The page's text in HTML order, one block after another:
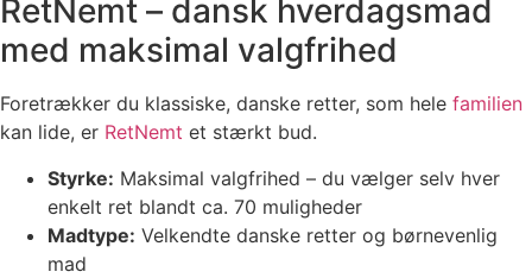
RetNemt – dansk hverdagsmad
med maksimal valgfrihed
Foretrækker du klassiske, danske retter, som hele familien
kan lide, er RetNemt et stærkt bud.
Styrke: Maksimal valgfrihed – du vælger selv hver
enkelt ret blandt ca. 70 muligheder
Madtype: Velkendte danske retter og børnevenlig
mad